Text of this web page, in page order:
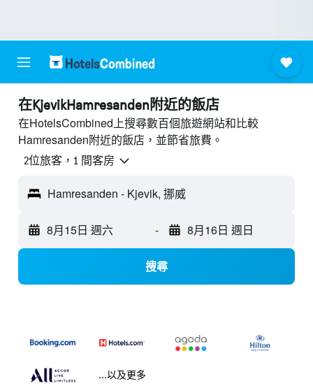
​在KjevikHamresanden附近​的飯店
在HotelsCombined上搜尋數百個旅遊網站和比較
Hamresanden附近的飯店，並節省旅費。
2位旅客，1 間客房
Hamresanden - Kjevik, 挪威
8月15日 週六 - 8月16日 週日
搜尋
...以及更多